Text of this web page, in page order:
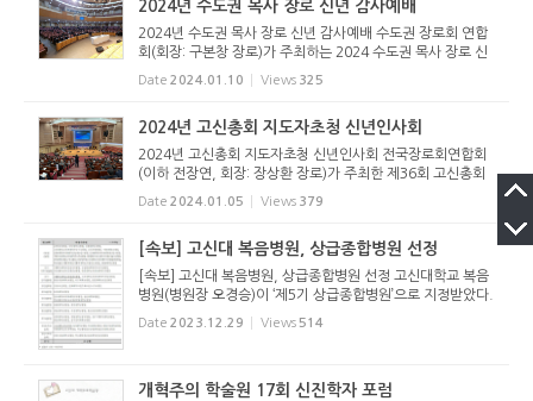
2024년 수도권 목사 장로 신년 감사예배
2024년 수도권 목사 장로 신년 감사예배 수도권 장로회 연합
회(회장: 구본창 장로)가 주최하는 2024 수도권 목사 장로 신
년 감사예배가 2024년 1월 8일(월) 오전 7시 남서울교회당
(최성은 목사 시무)에서 열렸다. 1부 예배와 2부 친교 및 조찬
Date 2024.01.10 Views 325
2024년 고신총회 지도자초청 신년인사회
2024년 고신총회 지도자초청 신년인사회 전국장로회연합회
(이하 전장연, 회장: 장상환 장로)가 주최한 제36회 고신총회
지도자초청 2024년 신년 인사회가 1월 4일(목) 오전 11시 김
해중앙교회에서 열렸다. 고신총회 산하 기관 관계자 및 전국 3
Date 2024.01.05 Views 379
[속보] 고신대 복음병원, 상급종합병원 선정
[속보] 고신대 복음병원, 상급종합병원 선정 고신대학교 복음
병원(병원장 오경승)이 ‘제5기 상급종합병원’으로 지정받았다.
2024년부터 2026년까지 3년간 자격이 유지된다. 지난 ‘제4
기’에서 탈락한 이후 절치부심하던 고신대 복음병...
Date 2023.12.29 Views 514
개혁주의 학술원 17회 신진학자 포럼